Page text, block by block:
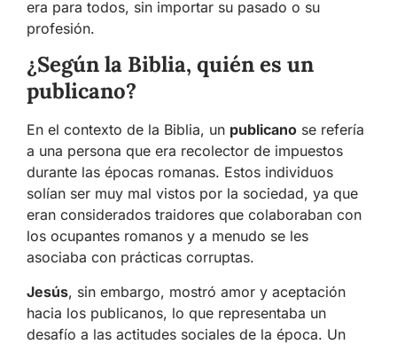
era para todos, sin importar su pasado o su
profesión.
¿Según la Biblia, quién es un
publicano?
En el contexto de la Biblia, un publicano se refería
a una persona que era recolector de impuestos
durante las épocas romanas. Estos individuos
solían ser muy mal vistos por la sociedad, ya que
eran considerados traidores que colaboraban con
los ocupantes romanos y a menudo se les
asociaba con prácticas corruptas.
Jesús, sin embargo, mostró amor y aceptación
hacia los publicanos, lo que representaba un
desafío a las actitudes sociales de la época. Un